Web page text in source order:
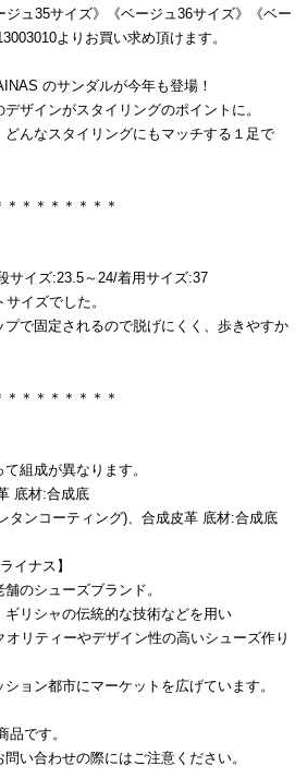
ュ35サイズ》《ベージュ36サイズ》《ベー
よりお買い求め頂けます。
のサンダルが今年も登場！
ザインがスタイリングのポイントに。
んなスタイリングにもマッチする１足で
＊＊＊＊＊＊＊
サイズ:23.5～24/着用サイズ:37
イズでした。
で固定されるので脱げにくく、歩きやすか
＊＊＊＊＊＊＊
組成が異なります。
底材:合成底
タンコーティング)、合成皮革 底材:合成底
イナス】
のシューズブランド。
リシャの伝統的な技術などを用い
リティーやデザイン性の高いシューズ作り
ョン都市にマーケットを広げています。
です。
い合わせの際にはご注意ください。